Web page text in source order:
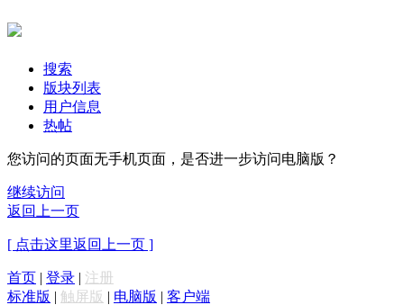
搜索
版块列表
用户信息
热帖
您访问的页面无手机页面，是否进一步访问电脑版？
继续访问
返回上一页
[ 点击这里返回上一页 ]
首页 | 登录 | 注册
标准版 | 触屏版 | 电脑版 | 客户端